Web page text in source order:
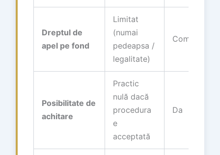
Dreptul de
apel pe fond
Limitat
(numai
pedeapsa /
legalitate)
Complet
Posibilitate de
achitare
Practic
nulă dacă
procedura
e
acceptată
Da